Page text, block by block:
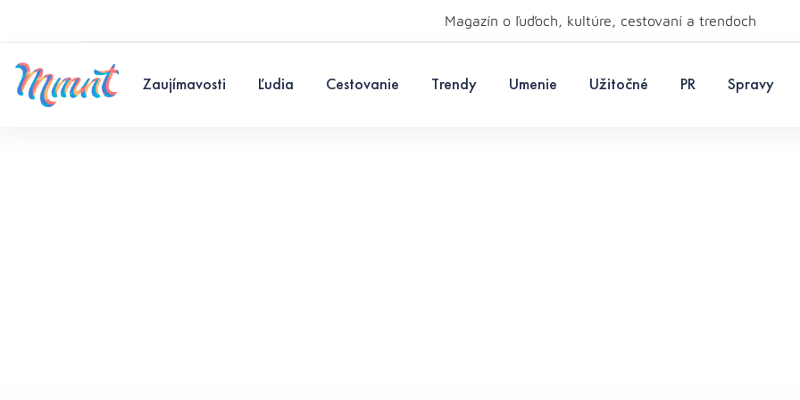
Magazín o ľuďoch, kultúre, cestovaní a trendoch
Zaujímavosti Ľudia Cestovanie Trendy Umenie Užitočné PR Spravy